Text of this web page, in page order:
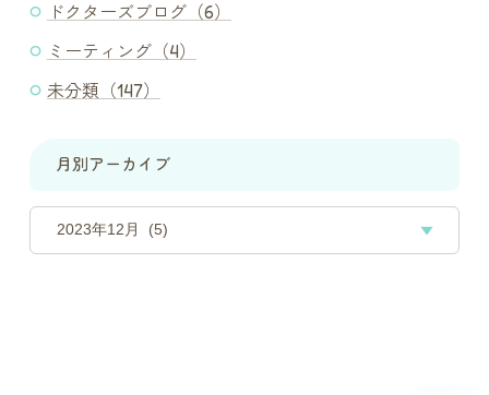
ドクターズブログ（6）
ミーティング（4）
未分類（147）
月別アーカイブ